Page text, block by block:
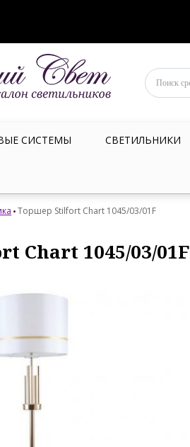
СИСТЕМЫ СВЕТИЛЬНИКИ
Торшер Stilfort Chart 1045/03/01F
Chart 1045/03/01F